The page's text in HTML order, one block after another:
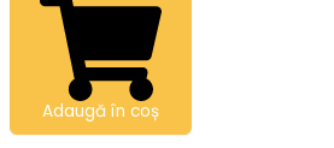
Adaugă în coș